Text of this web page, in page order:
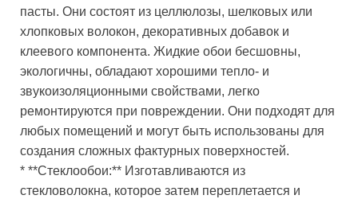
пасты. Они состоят из целлюлозы, шелковых или
хлопковых волокон, декоративных добавок и
клеевого компонента. Жидкие обои бесшовны,
экологичны, обладают хорошими тепло- и
звукоизоляционными свойствами, легко
ремонтируются при повреждении. Они подходят для
любых помещений и могут быть использованы для
создания сложных фактурных поверхностей.
* **Стеклообои:** Изготавливаются из
стекловолокна, которое затем переплетается и